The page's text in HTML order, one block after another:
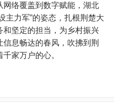
络覆盖到数字赋能，湖北
主力军”的姿态，扎根荆楚大
坚定的担当，为乡村振兴
息畅达的春风，吹拂到荆
家万户的心。